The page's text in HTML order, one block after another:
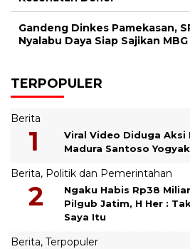
Gandeng Dinkes Pamekasan,
Nyalabu Daya Siap Sajikan
TERPOPULER
Berita
Viral Video Diduga
Madura Santoso
Berita, Politik dan Pemerintahan
Ngaku Habis Rp38
Pilgub Jatim, H Her :
Saya Itu
Berita, Terpopuler